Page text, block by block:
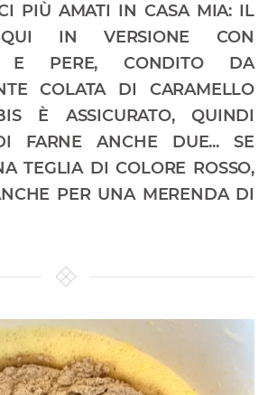
PIÙ AMATI IN CASA MIA: IL
QUI IN VERSIONE CON
E PERE, CONDITO DA
COLATA DI CARAMELLO
È ASSICURATO, QUINDI
FARNE ANCHE DUE... SE
TEGLIA DI COLORE ROSSO,
PER UNA MERENDA DI